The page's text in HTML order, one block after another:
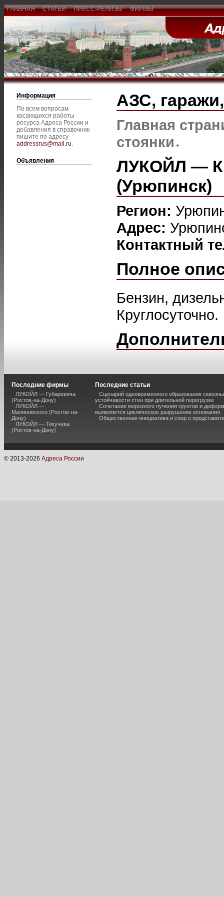
ГЛАВНАЯ СТАТЬИ ПРЕСС-РЕЛИЗЫ ФИРМЫ
Информация
По всем вопросам
касающихся работы
ресурса Адреса России и
добавления в справочник
пишите по адресу
addressrus@mail.ru.
Объявления
АЗС,
Главная
стоянки
ЛУКОЙЛ —
(Урюпинск)
Регион:
Адрес:
Контактный
Полное
Бензин,
Круглосуточно.
Последние фирмы
ЛУКОЙЛ — Губаревича
(Ростов-на-Дону)
ЛУКОЙЛ —
Малиновского (Ростов-на-
Дону)
ЛУКОЙЛ — Текучева
(Ростов-на-Дону)
Последние статьи
Сценарий одновременного образования
устойчивости стен при длительной перегрузке
Сочетание морозного пучения грунтов и
выявляется циклическое разрушение основания
Общественная инициатива и спор о
© 2013-2026 Адреса России